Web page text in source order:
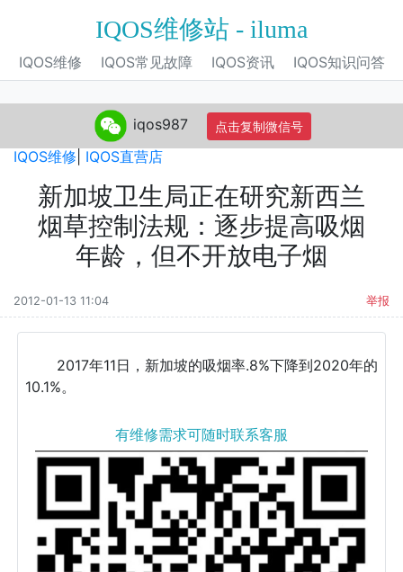
IQOS维修站 - iluma
IQOS维修 IQOS常见故障 IQOS资讯 IQOS知识问答
|IQOS电子烟| IQOS专营店|IQOS自营店
IQOS维修 IQOS直营店
新加坡卫生局正在研究新西兰
烟草控制法规：逐步提高吸烟
年龄，但不开放电子烟
2012-01-13 11:04 举报
2017年11日，新加坡的吸烟率.8%下降到2020年的
10.1%。
有维修需求可随时联系客服
iqos987 点击复制微信号